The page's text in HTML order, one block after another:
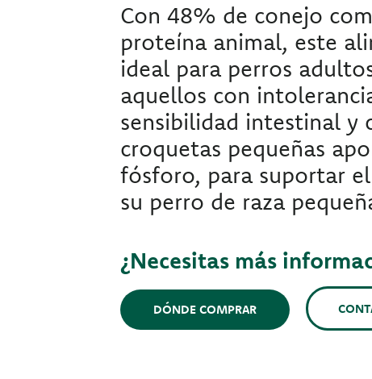
Con 48% de conejo
proteína animal, este
ideal para perros
aquellos con
sensibilidad intestinal y
croquetas pequeñas
fósforo, para suportar
su perro de raza
¿Necesitas más
DÓNDE COMPRAR